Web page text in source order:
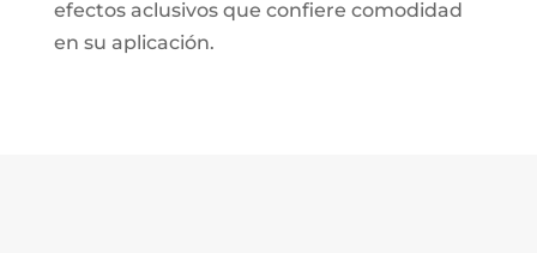
efectos aclusivos que confiere comodidad
en su aplicación.